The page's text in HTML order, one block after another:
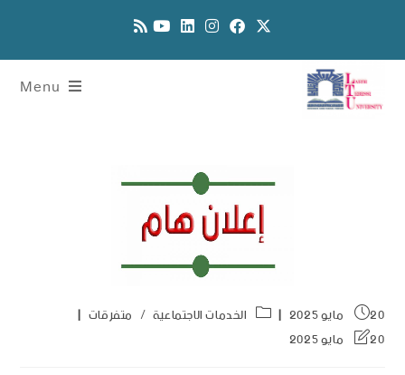
Menu
20 مايو 2025 الخدمات الاجتماعية / متفرقات
20 مايو 2025